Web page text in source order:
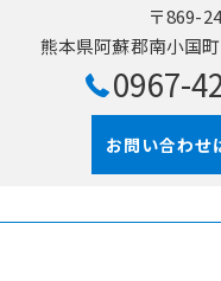
〒869-
熊本県阿蘇郡南小国
0967-
お問い合わせ